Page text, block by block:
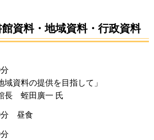
資料・地域資料・行政資料
域資料の提供を目指して」
長 蛭田廣一 氏
分 昼食